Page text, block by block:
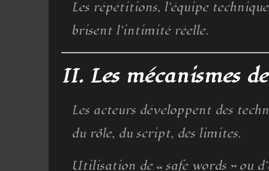
Les répétitions, l’équipe
brisent l’intimité réelle.
II. Les mécanismes
Les acteurs développent des
du rôle, du script, des limites.
Utilisation de « safe words » ou